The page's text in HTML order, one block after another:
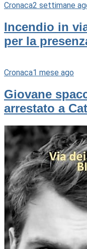
Cronaca2 settimane
Incendio in
per la
Cronaca1 mese ago
Giovane
arrestato a